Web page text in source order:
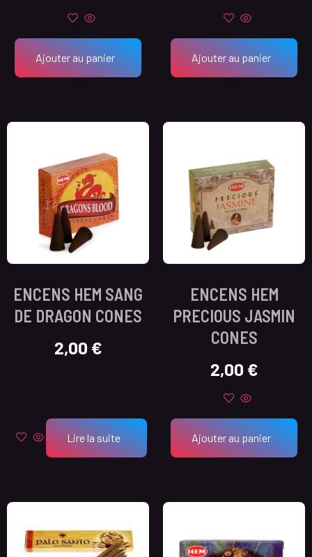
Ajouter au panier Ajouter au panier
ENCENS HEM SANG
DE DRAGON CONES
2,00 €
Lire la suite
ENCENS HEM
PRECIOUS JASMIN
CONES
2,00 €
Ajouter au panier